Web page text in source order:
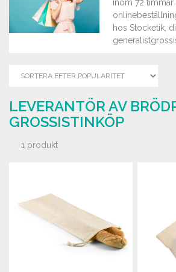
inom 72 timmar
hos Stocketik,
LEVERANTÖR AV
GROSSISTINKÖP
1 produkt